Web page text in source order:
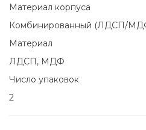
Материал корпуса
Комбинированный (ЛДСП/
Материал
ЛДСП, МДФ
Число упаковок
2